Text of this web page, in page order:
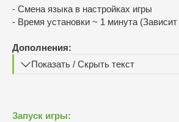
- Смена языка в настройках игры
- Время установки ~ 1 минута
Дополнения:
Показать / Скрыть текст
Запуск игры: